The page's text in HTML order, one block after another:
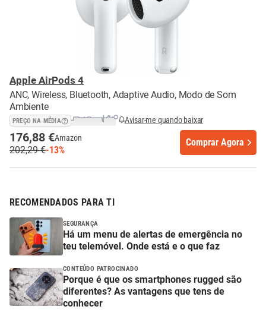
Apple AirPods 4
ANC, Wireless, Bluetooth, Adaptive Audio, Modo de Som
Ambiente
PREÇO NA MÉDIA Avisar-me quando baixar
176,88 €Amazon
202,29 €-13%
Comprar Agora
RECOMENDADOS PARA TI
SEGURANÇA
Há um menu de alertas de emergência no
teu telemóvel. Onde está e o que faz
CONTEÚDO PATROCINADO
Porque é que os smartphones rugged são
diferentes? As vantagens que tens de
conhecer